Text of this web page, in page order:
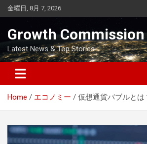
Skip
to
金曜日, 8月 7, 2026
Growth Commission
Latest News & Top Stories
Home エコノミー 仮想通貨バブルとは